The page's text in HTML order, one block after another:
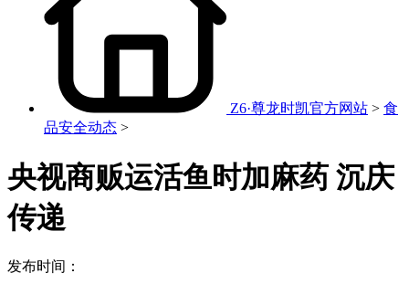
Z6·尊龙时凯官方网站 > 食
品安全动态 >
央视商贩运活鱼时加麻药 沉庆
传递
发布时间：